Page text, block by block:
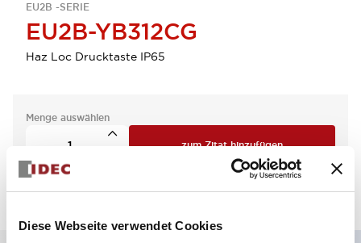
Diese Webseite verwendet Cookies
EU2B -SERIE
EU2B-YB312CG
Haz Loc Drucktaste IP65
Menge auswählen
zum Zitat hinzufügen